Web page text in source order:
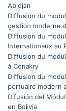
Abidjan
Diffusion du
gestion moderne
Diffusion du
Internationaux au
Diffusion du
à Conakry
Diffusion du
portuaire modern
Difusión del
en Bolivia